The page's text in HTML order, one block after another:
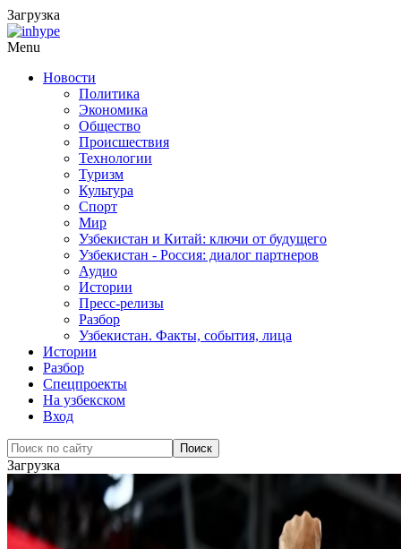
Загрузка
Menu
Новости
Политика
Экономика
Общество
Происшествия
Технологии
Туризм
Культура
Спорт
Мир
Узбекистан и Китай: ключи от будущего
Узбекистан - Россия: диалог партнеров
Аудио
Истории
Пресс-релизы
Разбор
Узбекистан. Факты, события, лица
Истории
Разбор
Спецпроекты
На узбекском
Вход
Загрузка